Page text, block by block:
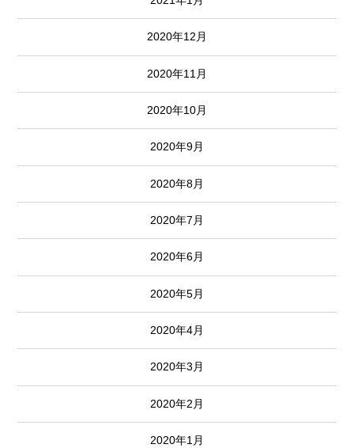
2020年12月
2020年11月
2020年10月
2020年9月
2020年8月
2020年7月
2020年6月
2020年5月
2020年4月
2020年3月
2020年2月
2020年1月